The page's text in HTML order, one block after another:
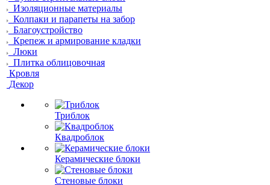
Изоляционные материалы
Колпаки и парапеты на забор
Благоустройство
Крепеж и армирование кладки
Люки
Плитка облицовочная
Кровля
Декор
Триблок
Квадроблок
Керамические блоки
Стеновые блоки